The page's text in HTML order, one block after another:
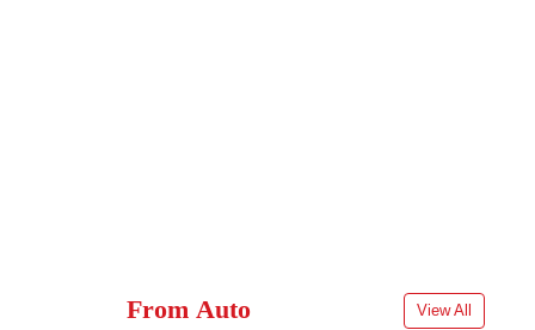
From Auto View All